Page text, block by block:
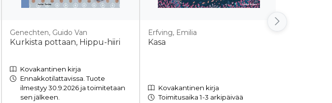
Genechten, Guido Van
Kurkista pottaan, Hippu-hiiri
Kovakantinen kirja
Ennakkotilattavissa. Tuote
ilmestyy 30.9.2026 ja toimitetaan
sen jälkeen.
Erfving, Emilia
Kasa
Kovakantinen kirja
Toimitusaika 1-3 arkipäivää